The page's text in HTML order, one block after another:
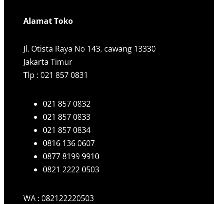
Alamat Toko
Jl. Otista Raya No 143, cawang 13330
Jakarta Timur
Tlp : 021 857 0831
021 857 0832
021 857 0833
021 857 0834
0816 136 0607
0877 8199 9910
0821 2222 0503
WA : 082122220503